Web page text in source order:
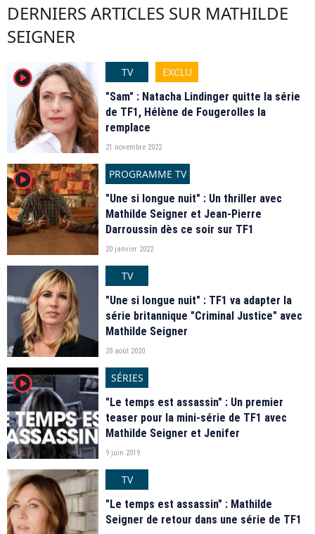
DERNIERS ARTICLES SUR MATHILDE
SEIGNER
player2 TV
EXCLU
"Sam" : Natacha Lindinger quitte la série
de TF1, Hélène de Fougerolles la
remplace
21 novembre 2022
player2
PROGRAMME TV
"Une si longue nuit" : Un thriller avec
Mathilde Seigner et Jean-Pierre
Darroussin dès ce soir sur TF1
20 janvier 2022
TV
"Une si longue nuit" : TF1 va adapter la
série britannique "Criminal Justice" avec
Mathilde Seigner
28 août 2020
player2
SÉRIES
"Le temps est assassin" : Un premier
teaser pour la mini-série de TF1 avec
Mathilde Seigner et Jenifer
9 juin 2019
TV
"Le temps est assassin" : Mathilde
Seigner de retour dans une série de TF1